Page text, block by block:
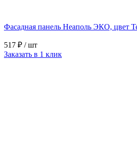
Фасадная панель Неаполь ЭКО, цвет
517 ₽ / шт
Заказать в 1 клик